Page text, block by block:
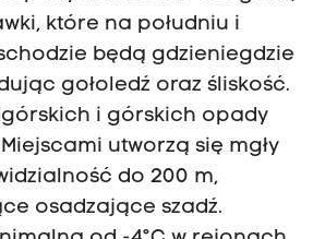
które na południu i
będą gdzieniegdzie
gołoledź oraz śliskość.
i górskich opady
utworzą się mgły
do 200 m,
osadzające szadź.